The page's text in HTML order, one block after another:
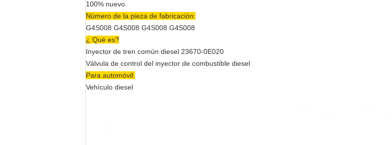
100% nuevo.
Número de la pieza de fabricación:
G4S008 G4S008 G4S008 G4S008
¿ Qué es?
Inyector de tren común diesel 23670-0E020
Válvula de control del inyector de combustible diesel
Para automóvil:
Vehículo diesel